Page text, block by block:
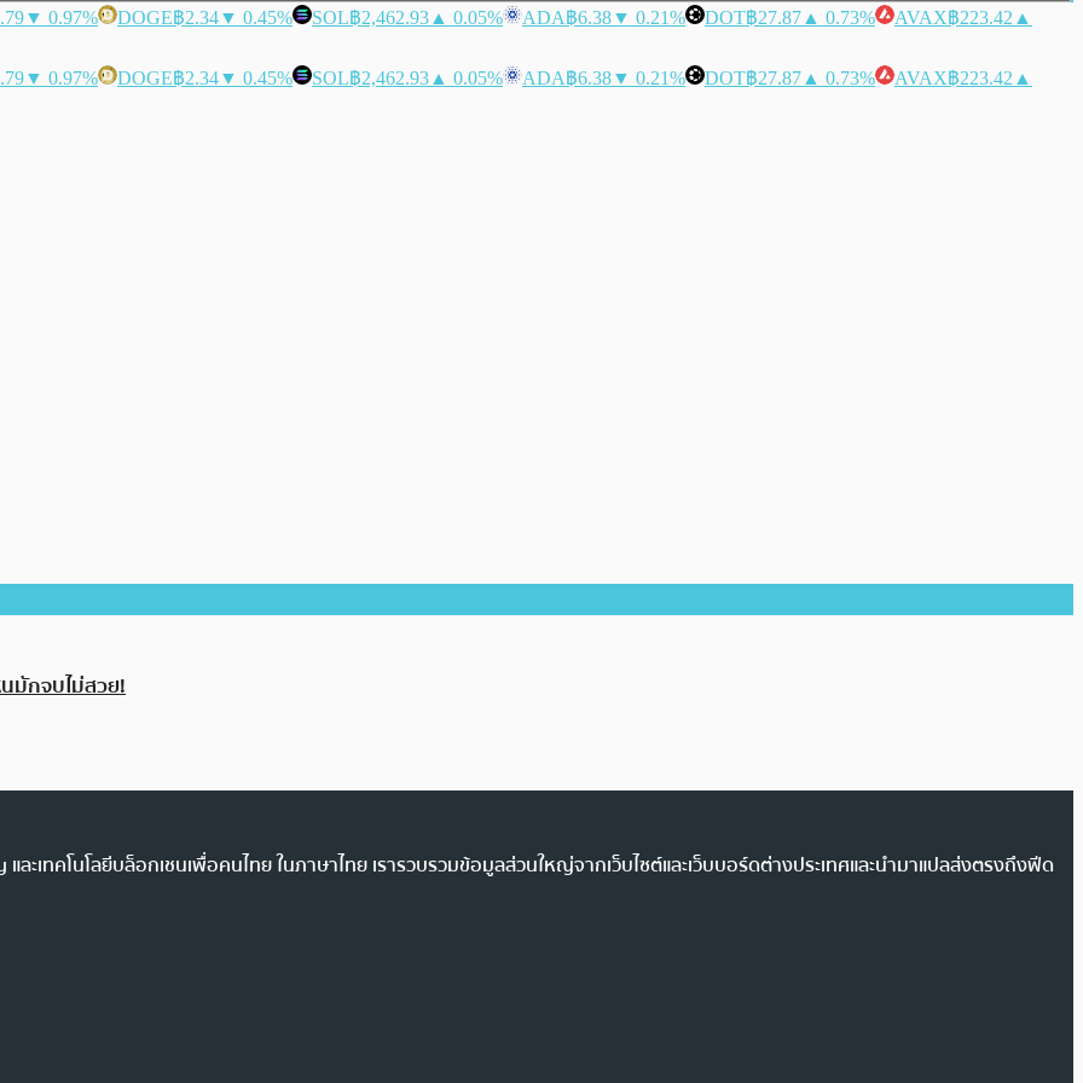
▼ 0.97% DOGE฿2.34▼ 0.45% SOL฿2,462.93 ▲ 0.05% ADA฿6.38▼ 0.21% DOT฿27.87 ▲ 0.73% AVAX฿223.42 ▲
▼ 0.97% DOGE฿2.34▼ 0.45% SOL฿2,462.93 ▲ 0.05% ADA฿6.38▼ 0.21% DOT฿27.87 ▲ 0.73% AVAX฿223.42 ▲
มักจบไม่สวย!
ะเทคโนโลยีบล็อกเชนเพื่อคนไทย ในภาษาไทย เรารวบรวมข้อมูลส่วนใหญ่จากเว็บไซต์และเว็บบอร์ดต่างประเทศและนำมาแปลส่งตรงถึงฟีด